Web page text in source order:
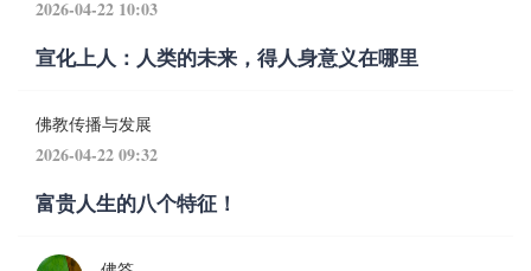
2026-04-22 10:03
宣化上人：人类的未来，得人身意义在哪里
佛教传播与发展
2026-04-22 09:32
富贵人生的八个特征！